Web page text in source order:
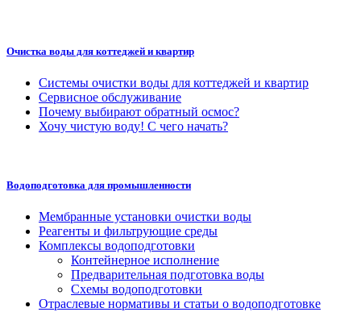
Очистка воды для коттеджей и квартир
Системы очистки воды для коттеджей и квартир
Сервисное обслуживание
Почему выбирают обратный осмос?
Хочу чистую воду! С чего начать?
Водоподготовка для промышленности
Мембранные установки очистки воды
Реагенты и фильтрующие среды
Комплексы водоподготовки
Контейнерное исполнение
Предварительная подготовка воды
Схемы водоподготовки
Отраслевые нормативы и статьи о водоподготовке